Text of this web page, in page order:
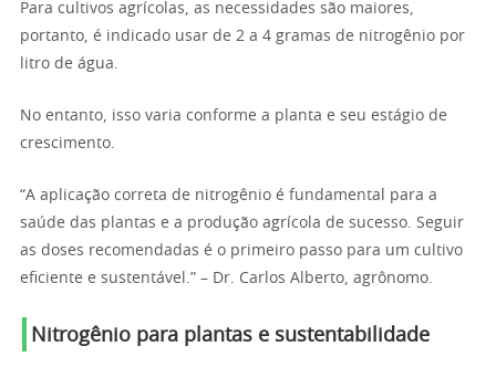
Para cultivos agrícolas, as necessidades são maiores,
portanto, é indicado usar de 2 a 4 gramas de nitrogênio por
litro de água.
No entanto, isso varia conforme a planta e seu estágio de
crescimento.
“A aplicação correta de nitrogênio é fundamental para a
saúde das plantas e a produção agrícola de sucesso. Seguir
as doses recomendadas é o primeiro passo para um cultivo
eficiente e sustentável.” – Dr. Carlos Alberto, agrônomo.
Nitrogênio para plantas e sustentabilidade